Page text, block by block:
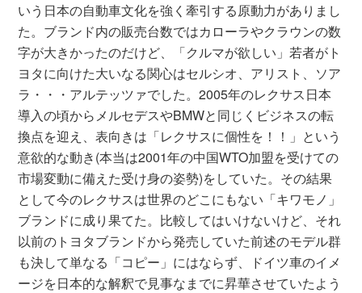
いう日本の自動車文化を強く牽引する原動力がありまし
た。ブランド内の販売台数ではカローラやクラウンの数
字が大きかったのだけど、「クルマが欲しい」若者がト
ヨタに向けた大いなる関心はセルシオ、アリスト、ソア
ラ・・・アルテッツァでした。2005年のレクサス日本
導入の頃からメルセデスやBMWと同じくビジネスの転
換点を迎え、表向きは「レクサスに個性を！！」という
意欲的な動き(本当は2001年の中国WTO加盟を受けての
市場変動に備えた受け身の姿勢)をしていた。その結果
として今のレクサスは世界のどこにもない「キワモノ」
ブランドに成り果てた。比較してはいけないけど、それ
以前のトヨタブランドから発売していた前述のモデル群
も決して単なる「コピー」にはならず、ドイツ車のイメ
ージを日本的な解釈で見事なまでに昇華させていたよう